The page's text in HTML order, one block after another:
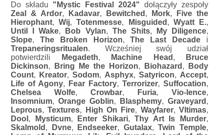
Do składu "Mystic Festival 2024" dołączyły zespoły
Zeal & Ardor, Kadavar, Bewitched , Mork,
Five the
Hierophant,Wij,Totenmesse, Misguided , Wyatt E.,
Until I Wake, Bob Vylan, The Shits, My Diligence,
Slope, The Broken Horizon,The Last Decade i
Trepaneringsritualen. Wcześniej swój udział
potwierdzili
Megadeth, Machine Head ,
Bruce
Dickinson, Bring Me the Horizon, Biohazard ,
Body
Count, Kreator,Sodom, Asphyx,Satyricon, Accept,
Life of Agony, Fear Factory,Terrorizer,Suffocation,
Chelsea Wolfe,Crowbar, Furia,Vio-lence,
Insomnium,Orange Goblin, Blasphemy,Graveyard ,
Leprous,Textures, High On Fire, Wayfarer, Vltimas,
Dool , Mysticum, Enter Shikari,Thy Art Is Murder,
Skalmold , Dvne, Endseeker, Gutalax,Twin Temple,